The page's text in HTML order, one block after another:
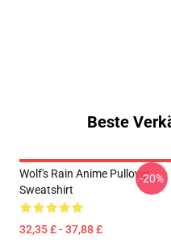
Beste
Wolf's Rain Anime Pullover
Sweatshirt
32,35 £ - 37,88 £
-20%